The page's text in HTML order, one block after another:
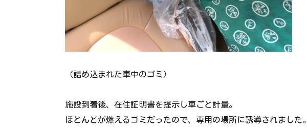
（詰め込まれた車中のゴミ）
施設到着後、在住証明書を提示し車ごと計量。
ほとんどが燃えるゴミだったので、専用の場所に誘導されました。